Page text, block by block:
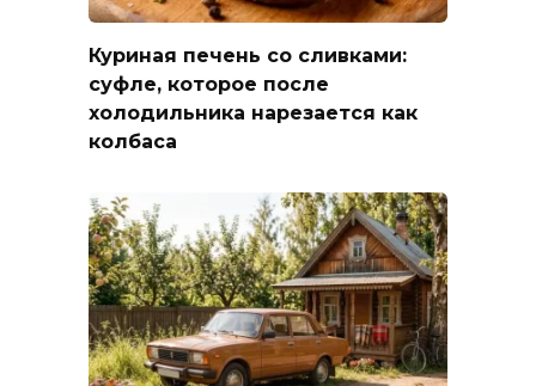
Куриная печень со сливками:
суфле, которое после
холодильника нарезается как
колбаса